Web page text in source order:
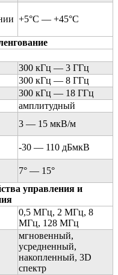
+5°С — +45°С
300 кГц — 3 ГГц
300 кГц — 8 ГГц
300 кГц — 18 ГГц
амплитудный
3 — 15 мкВ/м
-30 — 110 дБмкВ
7° — 15°
управления и
0,5 МГц, 2 МГц, 8
МГц, 128 МГц
мгновенный,
усредненный,
накопленный, 3D
спектр